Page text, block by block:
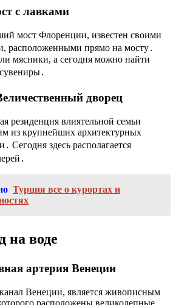
с лавками
мост Флоренции, известен своими
расположенными прямо на мосту․
мясники, а сегодня можно найти
дворец
резиденция влиятельной семьи
из крупнейших архитектурных
Сегодня здесь располагается
Турция все о курортах и
на воде
артерия Венеции
Венеции, является живописным
расположены великолепные